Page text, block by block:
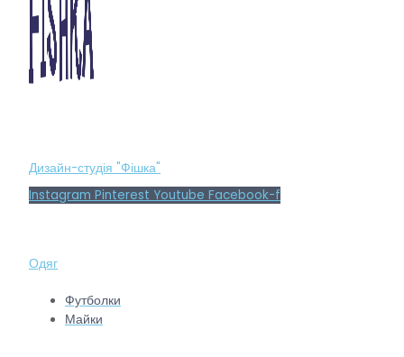
Дизайн-студія "Фішка"
Instagram Pinterest Youtube Facebook-f
Одяг
Футболки
Майки